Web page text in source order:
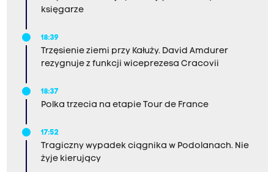
księgarze
18:39
Trzęsienie ziemi przy Kałuży. David Amdurer
rezygnuje z funkcji wiceprezesa Cracovii
18:37
Polka trzecia na etapie Tour de France
17:52
Tragiczny wypadek ciągnika w Podolanach. Nie
żyje kierujący